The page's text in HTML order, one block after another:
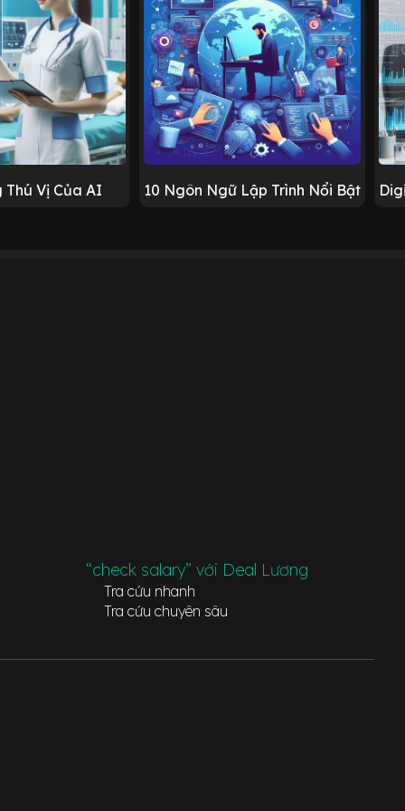
Thú Vị Của AI 10 Ngôn Ngữ Lập Trình Nổi Bật
“check salary” với Deal Lương
Tra cứu nhanh
Tra cứu chuyên sâu